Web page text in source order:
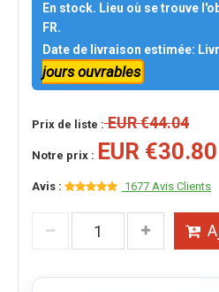
En stock. Lieu où se trouve
FR.
Date de livraison estimée:
jours ouvrables
Prix de liste :EUR €44.04
Notre prix : EUR €30.80
Avis : 1677 Avis Clients